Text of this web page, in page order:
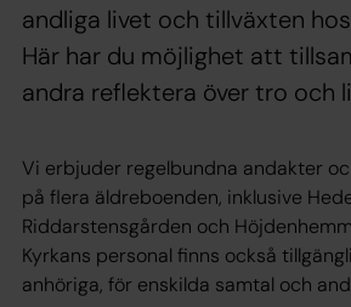
andliga livet och tillväxten
Här har du möjlighet att
andra reflektera över tro och
Vi erbjuder regelbundna andakter
på flera äldreboenden, inklusive
Riddarstensgården och
Kyrkans personal finns också
anhöriga, för enskilda samtal och